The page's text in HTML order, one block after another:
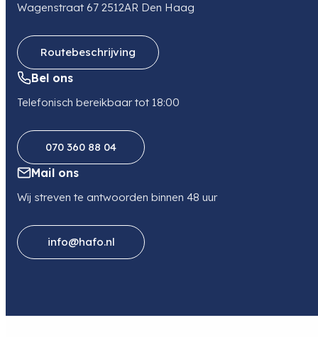
Wagenstraat 67 2512AR Den Haag
Routebeschrijving
Bel ons
Telefonisch bereikbaar tot 18:00
070 360 88 04
Mail ons
Wij streven te antwoorden binnen 48 uur
info@hafo.nl